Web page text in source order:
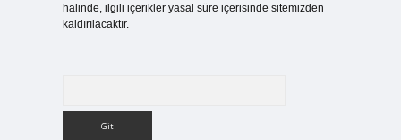
halinde, ilgili içerikler yasal süre içerisinde sitemizden
kaldırılacaktır.